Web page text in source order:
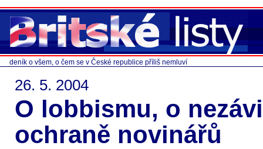
deník o všem, o čem se v České republice příliš nemluví
26. 5. 2004
O lobbismu, o
ochraně novinářů